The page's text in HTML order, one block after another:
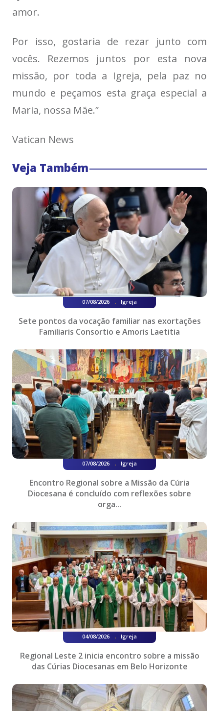
amor.
Por isso, gostaria de rezar junto com
vocês. Rezemos juntos por esta nova
missão, por toda a Igreja, pela paz no
mundo e peçamos esta graça especial a
Maria, nossa Mãe.”
Vatican News
Veja Também
07/08/2026 . Igreja
Sete pontos da vocação familiar nas exortações
Familiaris Consortio e Amoris Laetitia
07/08/2026 . Igreja
Encontro Regional sobre a Missão da Cúria
Diocesana é concluído com reflexões sobre
orga...
04/08/2026 . Igreja
Regional Leste 2 inicia encontro sobre a missão
das Cúrias Diocesanas em Belo Horizonte